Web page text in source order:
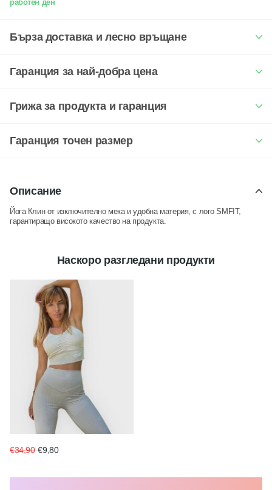
работен ден
Бърза доставка и лесно връщане
Гаранция за най-добра цена
Грижа за продукта и гаранция
Гаранция точен размер
Описание
Йога Клин от изключително мека и удобна материя, с лого SMFIT,
гарантиращо високото качество на продукта.
Наскоро разгледани продукти
€34,90 €9,80